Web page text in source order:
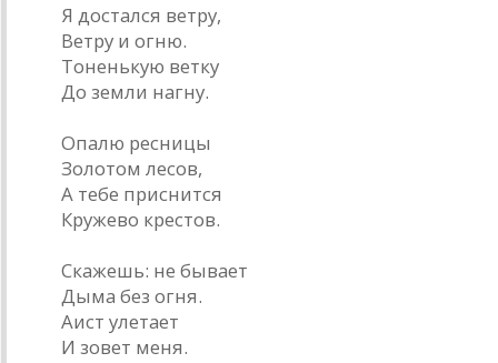
Я достался ветру,
Ветру и огню.
Тоненькую ветку
До земли нагну.
Опалю ресницы
Золотом лесов,
А тебе приснится
Кружево крестов.
Скажешь: не бывает
Дыма без огня.
Аист улетает
И зовет меня.